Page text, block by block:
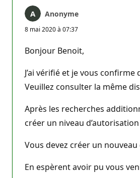
Anonyme
8 mai 2020 à 07:37
Bonjour Benoit,
J’ai vérifié et je vous
Veuillez consulter la même
Après les recherches
créer un niveau
Vous devez créer un
En espèrent avoir pu vous